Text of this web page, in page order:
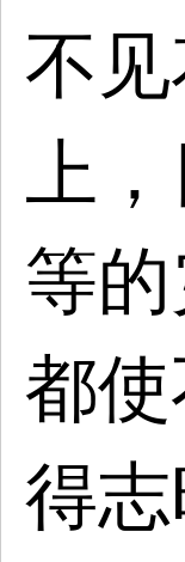
不
上
等
都
得